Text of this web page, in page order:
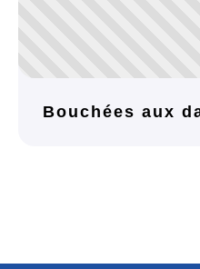
Bouchées aux